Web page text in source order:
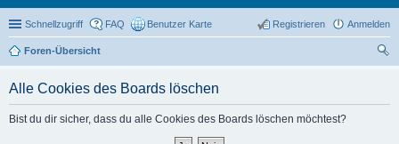
Schnellzugriff FAQ Benutzer Karte Anmelden
Registrieren
Foren-Übersicht
Alle Cookies des Boards löschen
Bist du dir sicher, dass du alle Cookies des Boards löschen möchtest?